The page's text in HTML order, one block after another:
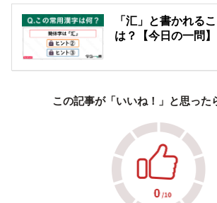
「汇」と書かれる
は？【今日の一問】
この記事が「いいね！」と思った